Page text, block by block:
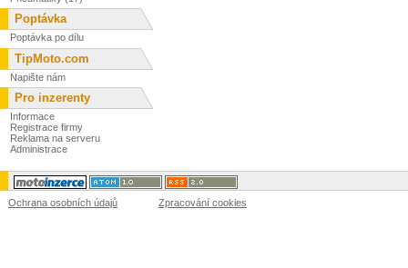
Poptávka
Poptávka po dílu
TipMoto.com
Napište nám
Pro inzerenty
Informace
Registrace firmy
Reklama na serveru
Administrace
Ochrana osobních údajů Zpracování cookies